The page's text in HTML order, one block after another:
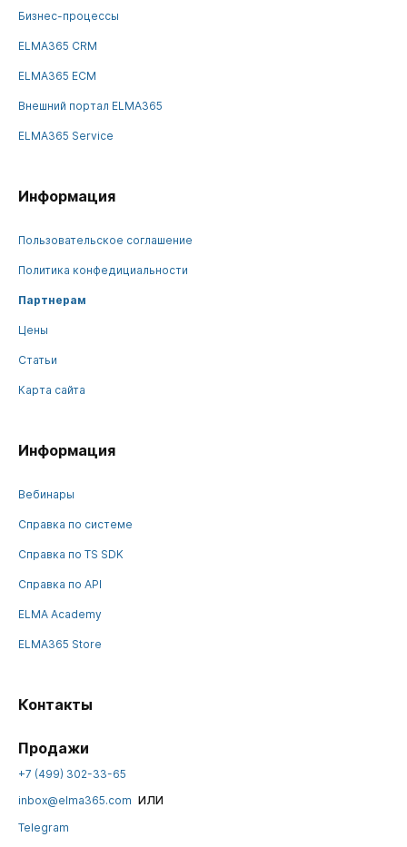
Бизнес-процессы
ELMA365 CRM
ELMA365 ECM
Внешний портал ELMA365
ELMA365 Service
Информация
Пользовательское соглашение
Политика конфедициальности
Партнерам
Цены
Статьи
Карта сайта
Информация
Вебинары
Справка по системе
Справка по TS SDK
Справка по API
ELMA Academy
ELMA365 Store
Контакты
Продажи
+7 (499) 302-33-65
inbox@elma365.com или
Telegram